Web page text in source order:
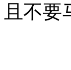
且不